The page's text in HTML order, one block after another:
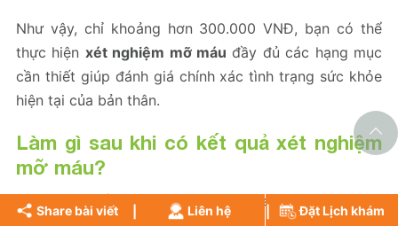
Như vậy, chỉ khoảng hơn 300.000 VNĐ, bạn có thể
thực hiện xét nghiệm mỡ máu đầy đủ các hạng mục
cần thiết giúp đánh giá chính xác tình trạng sức khỏe
hiện tại của bản thân.
Làm gì sau khi có kết quả xét nghiệm
mỡ máu?
Sau khi cókết quả xét nghiệm mỡ máu, người bệnh sẽ
Share bài viết Liên hệ Đặt Lịch khám